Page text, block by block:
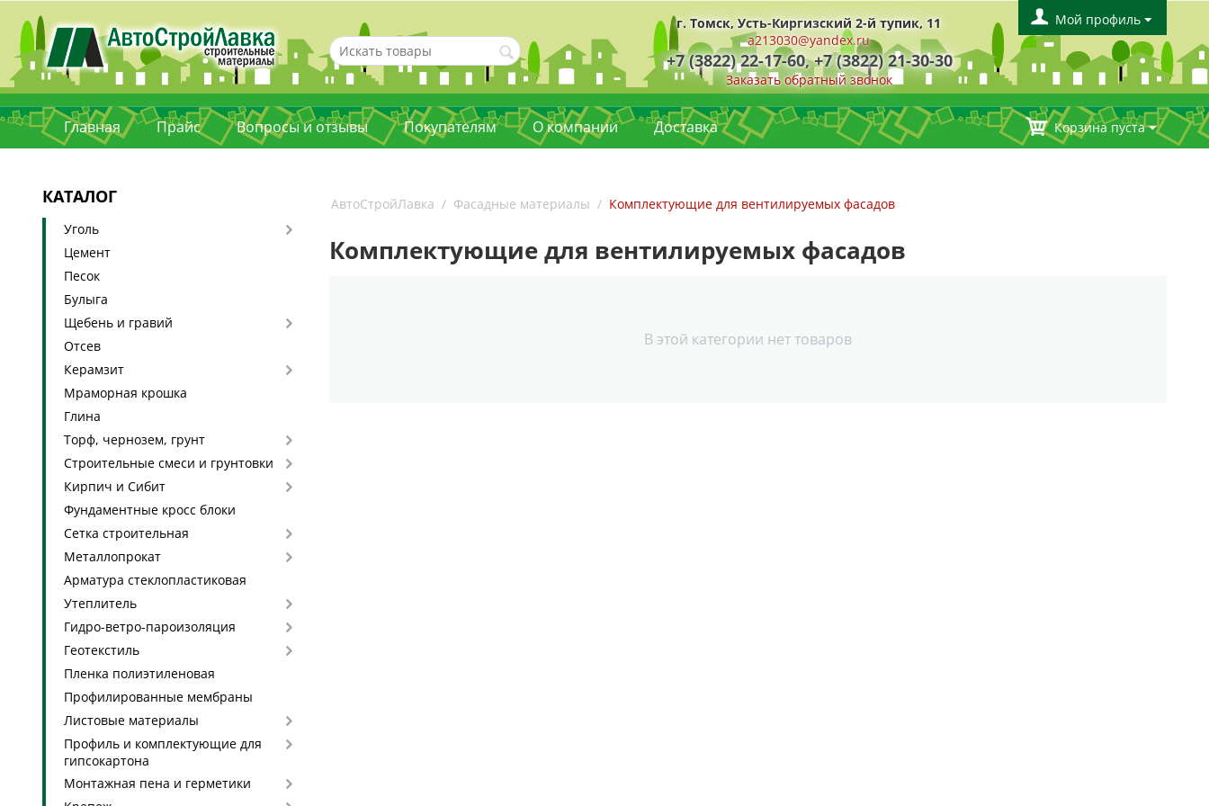
г. Томск, Усть-Киргизский 2-й тупик, 11
a213030@yandex.ru
+7 (3822) 22-17-60, +7 (3822) 21-30-30
Заказать обратный звонок
Мой профиль
Главная Прайс Вопросы и отзывы Покупателям О компании Доставка Корзина пуста
КАТАЛОГ
Уголь
Цемент
Песок
Булыга
Щебень и гравий
Отсев
Керамзит
Мраморная крошка
Глина
Торф, чернозем, грунт
Строительные смеси и грунтовки
Кирпич и Сибит
Фундаментные кросс блоки
Сетка строительная
Металлопрокат
Арматура стеклопластиковая
Утеплитель
Гидро-ветро-пароизоляция
Геотекстиль
Пленка полиэтиленовая
Профилированные мембраны
Листовые материалы
Профиль и комплектующие для
гипсокартона
Монтажная пена и герметики
АвтоСтройЛавка / Фасадные материалы / Комплектующие для вентилируемых фасадов
Комплектующие для вентилируемых фасадов
В этой категории нет товаров